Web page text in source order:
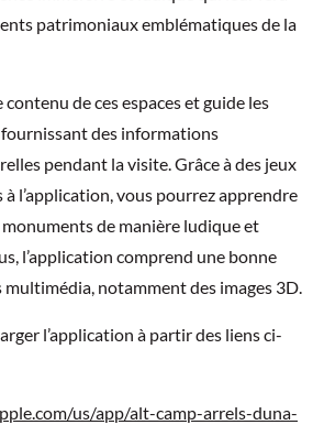
patrimoniaux emblématiques de la
contenu de ces espaces et guide les
des informations
pendant la visite. Grâce à des jeux
l’application, vous pourrez apprendre
de manière ludique et
l’application comprend une bonne
notamment des images 3D.
l’application à partir des liens ci-
us/app/alt-camp-arrels-duna-